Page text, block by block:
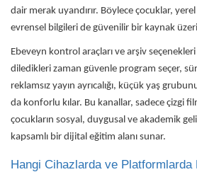
dair merak uyandırır. Böylece çocuklar,
evrensel bilgileri de güvenilir bir kaynak
Ebeveyn kontrol araçları ve arşiv
diledikleri zaman güvenle program seçer,
reklamsız yayın ayrıcalığı, küçük yaş
da konforlu kılar. Bu kanallar, sadece çizgi
çocukların sosyal, duygusal ve akademik
kapsamlı bir dijital eğitim alanı sunar.
Hangi Cihazlarda ve